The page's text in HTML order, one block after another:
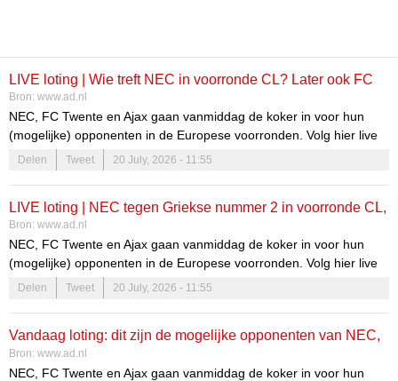
LIVE loting | Wie treft NEC in voorronde CL? Later ook FC
Twente en Ajax in de koker voor mogelijke opponenten
Bron: www.ad.nl
NEC, FC Twente en Ajax gaan vanmiddag de koker in voor hun
(mogelijke) opponenten in de Europese voorronden. Volg hier live
aan welke clubs ze gekoppeld worden.
Delen Tweet 20 July, 2026 - 11:55
LIVE loting | NEC tegen Griekse nummer 2 in voorronde CL,
later ook FC Twente en Ajax in de koker voor mogelijke
opponenten
Bron: www.ad.nl
NEC, FC Twente en Ajax gaan vanmiddag de koker in voor hun
(mogelijke) opponenten in de Europese voorronden. Volg hier live
aan welke clubs ze gekoppeld worden.
Delen Tweet 20 July, 2026 - 11:55
Vandaag loting: dit zijn de mogelijke opponenten van NEC,
FC Twente en Ajax in Europese voorronde
Bron: www.ad.nl
NEC, FC Twente en Ajax gaan vanmiddag de koker in voor hun